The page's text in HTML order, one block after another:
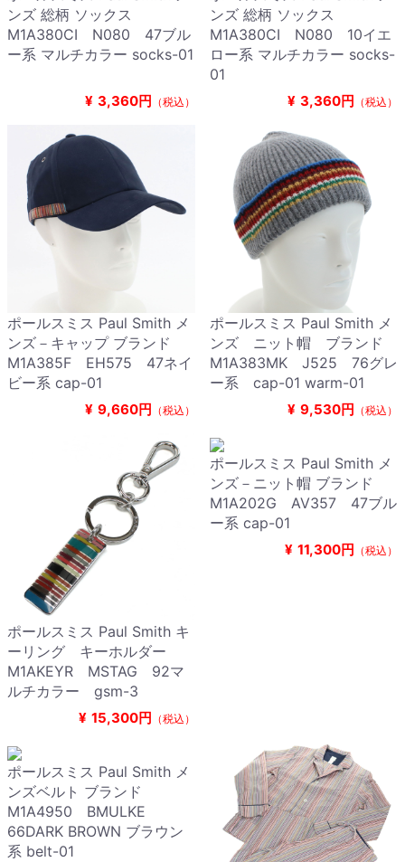
ンズ 総柄 ソックス
M1A380CI N080 47ブル
ー系 マルチカラー socks-01
¥ 3,360円 （税込）
ンズ 総柄 ソックス
M1A380CI N080 10イエ
ロー系 マルチカラー socks-
01
¥ 3,360円 （税込）
ポールスミス Paul Smith メ
ンズ－キャップ ブランド
M1A385F EH575 47ネイ
ビー系 cap-01
¥ 9,660円 （税込）
ポールスミス Paul Smith メ
ンズ ニット帽 ブランド
M1A383MK J525 76グレ
ー系 cap-01 warm-01
¥ 9,530円 （税込）
ポールスミス Paul Smith キ
ーリング キーホルダー
M1AKEYR MSTAG 92マ
ルチカラー gsm-3
¥ 15,300円 （税込）
ポールスミス Paul Smith メ
ンズ－ニット帽 ブランド
M1A202G AV357 47ブル
ー系 cap-01
¥ 11,300円 （税込）
ポールスミス Paul Smith メ
ンズベルト ブランド
M1A4950 BMULKE
66DARK BROWN ブラウン
系 belt-01